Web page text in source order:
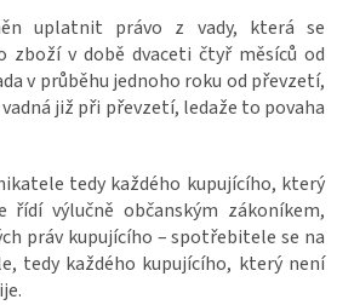
uplatnit právo z vady, která se
zboží v době dvaceti čtyř měsíců od
v průběhu jednoho roku od převzetí,
již při převzetí, ledaže to povaha
tedy každého kupujícího, který
výlučně občanským zákoníkem,
práv kupujícího – spotřebitele se na
tedy každého kupujícího, který není